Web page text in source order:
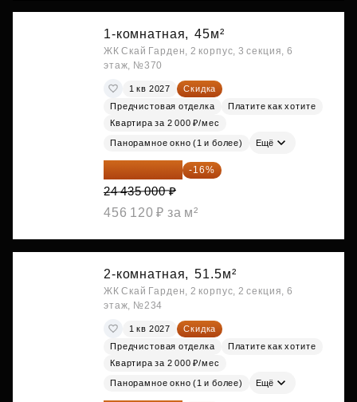
1-комнатная, 45м²
ЖК Скай Гарден, 2 корпус, 3 секция, 6
этаж, №370
1 кв 2027
Скидка
Предчистовая отделка
Платите как хотите
Квартира за 2 000 ₽/мес
Панорамное окно (1 и более) Ещё
20 525 400 ₽ -16%
24 435 000 ₽
456 120 ₽ за м²
2-комнатная, 51.5м²
ЖК Скай Гарден, 2 корпус, 2 секция, 6
этаж, №234
1 кв 2027
Скидка
Предчистовая отделка
Платите как хотите
Квартира за 2 000 ₽/мес
Панорамное окно (1 и более) Ещё